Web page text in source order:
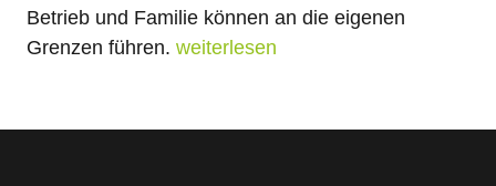
Betrieb und Familie können an die eigenen
Grenzen führen. weiterlesen